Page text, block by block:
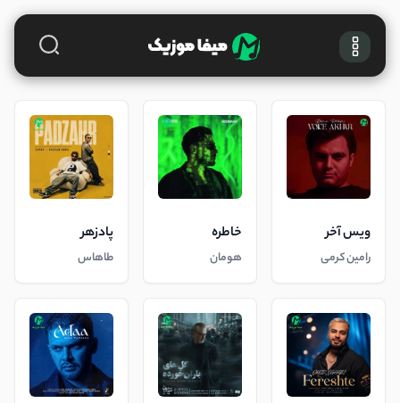
ویس آخر
رامین کرمی
خاطره
هومان
پادزهر
طاهاس